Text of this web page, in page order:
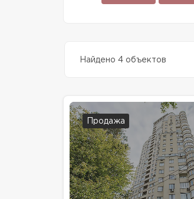
Найдено 4 объектов
Продажа